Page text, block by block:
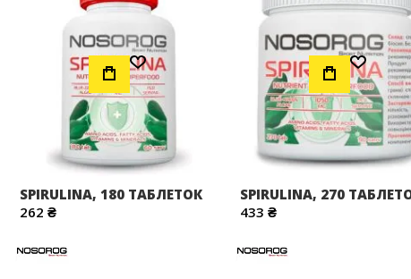
Додати до Списку Бажань
SPIRULINA, 180 ТАБЛЕТОК
262 ₴
Додати до Списку Бажань
SPIRULINA, 270
433 ₴